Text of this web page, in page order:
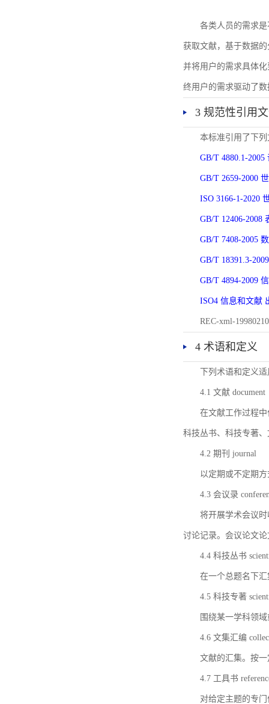
各类人员的需求
获取文献，基于数据
并将用户的需求具体
终用户的需求驱动了
3 规范性引用
本标准引用了下
GB/T 4880.1-
GB/T 2659-2000
ISO 3166-1-2020
GB/T 12406-2008
GB/T 7408-2005
GB/T 18391.3-
GB/T 4894-2009
ISO4 信息和文献
REC-xml-
4 术语和定义
下列术语和定义
4.1 文献 document
在文献工作过程
科技丛书、科技专著
4.2 期刊 journal
以定期或不定期
4.3 会议录
将开展学术会议
讨论记录。会议论文
4.4 科技丛书
在一个总题名下
4.5 科技专著
围绕某一学科领
4.6 文集汇编
文献的汇集。按
4.7 工具书
对给定主题的专